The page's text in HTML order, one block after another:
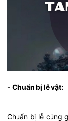
- Chuẩn bị lễ vật:
Chuẩn bị lễ cúng